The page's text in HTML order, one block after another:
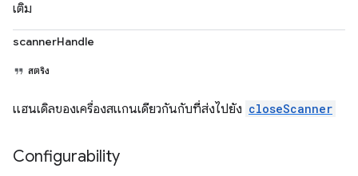
เติม
scannerHandle
สตริง
แฮนเดิลของเครื่องสแกนเดียวกันกับที่ส่งไปยัง closeScanner
Configurability